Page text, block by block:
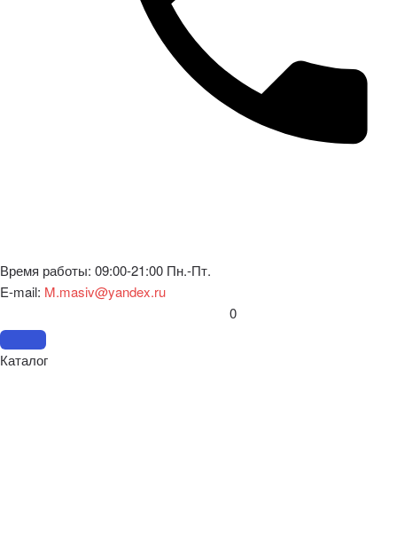
Время работы: 09:00-21:00 Пн.-Пт.
E-mail: M.masiv@yandex.ru
0
Каталог